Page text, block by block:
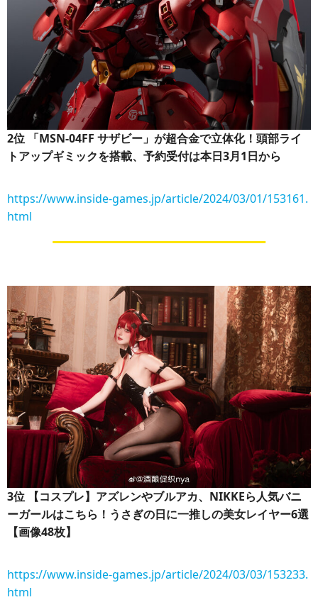
2位 「MSN-04FF サザビー」が超合金で立体化！頭部ライ
トアップギミックを搭載、予約受付は本日3月1日から
https://www.inside-games.jp/article/2024/03/01/153161.
html
3位 【コスプレ】アズレンやブルアカ、NIKKEら人気バニ
ーガールはこちら！うさぎの日に一推しの美女レイヤー6選
【画像48枚】
https://www.inside-games.jp/article/2024/03/03/153233.
html